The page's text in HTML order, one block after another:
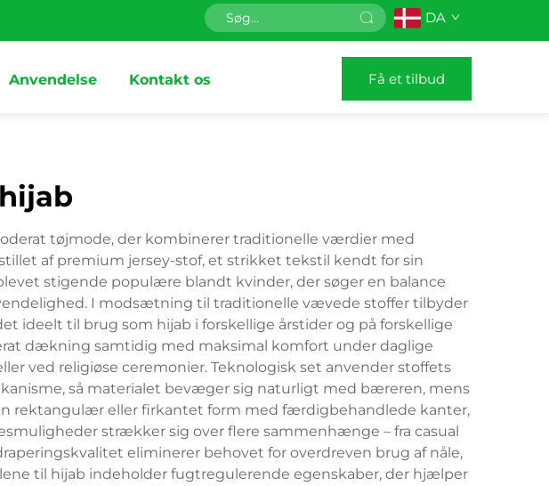
DA
Anvendelse Kontakt os Få et tilbud
tøjmode, der kombinerer traditionelle værdier med
af premium jersey-stof, et strikket tekstil kendt for sin
stigende populære blandt kvinder, der søger en balance
I modsætning til traditionelle vævede stoffer tilbyder
ideelt til brug som hijab i forskellige årstider og på forskellige
dækning samtidig med maksimal komfort under daglige
ved religiøse ceremonier. Teknologisk set anvender stoffets
så materialet bevæger sig naturligt med bæreren, mens
rektangulær eller firkantet form med færdigbehandlede kanter,
strækker sig over flere sammenhænge – fra casual
eliminerer behovet for overdreven brug af nåle,
til hijab indeholder fugtregulerende egenskaber, der hjælper